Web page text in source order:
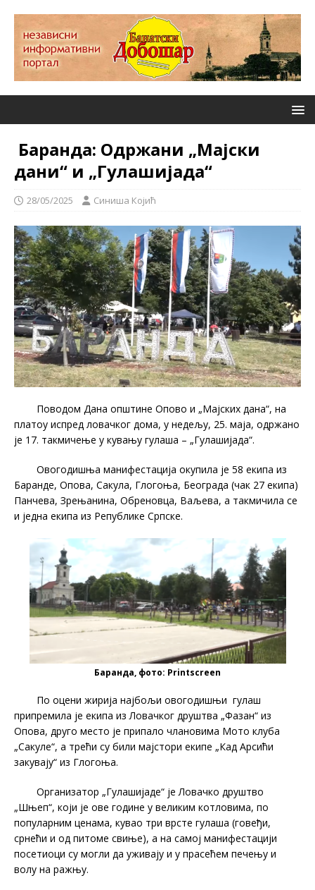
Баранда: Одржани „Мајски
дани“ и „Гулашијада“
28/05/2025 Синиша Којић
Поводом Дана општине Опово и „Мајских дана“, на
платоу испред ловачког дома, у недељу, 25. маја, одржано
је 17. такмичење у кувању гулаша – „Гулашијада“.
Овогодишња манифестација окупила је 58 екипа из
Баранде, Опова, Сакула, Глогоња, Београда (чак 27 екипа)
Панчева, Зрењанина, Обреновца, Ваљева, а такмичила се
и једна екипа из Републике Српске.
Баранда, фото: Printscreen
По оцени жирија најбољи овогодишњи гулаш
припремила је екипа из Ловачког друштва „Фазан“ из
Опова, друго место је припало члановима Мото клуба
„Сакуле“, а трећи су били мајстори екипе „Кад Арсићи
закувају“ из Глогоња.
Организатор „Гулашијаде“ је Ловачко друштво
„Шњеп“, који је ове године у великим котловима, по
популарним ценама, кувао три врсте гулаша (говеђи,
срнећи и од питоме свиње), а на самој манифестацији
посетиоци су могли да уживају и у прасећем печењу и
волу на ражњу.